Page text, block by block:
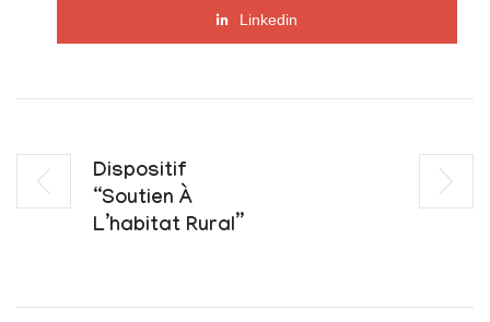
Linkedin
Dispositif
“Soutien À
L’habitat Rural”